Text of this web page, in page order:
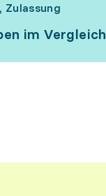
Zulassung
im Vergleich